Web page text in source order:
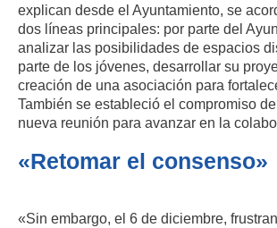
explican desde el Ayuntamiento, se
dos líneas principales: por parte del
analizar las posibilidades de espacios
parte de los jóvenes, desarrollar su
creación de una asociación para
También se estableció el compromiso
nueva reunión para avanzar en la
«Retomar el consenso»
«Sin embargo, el 6 de diciembre,